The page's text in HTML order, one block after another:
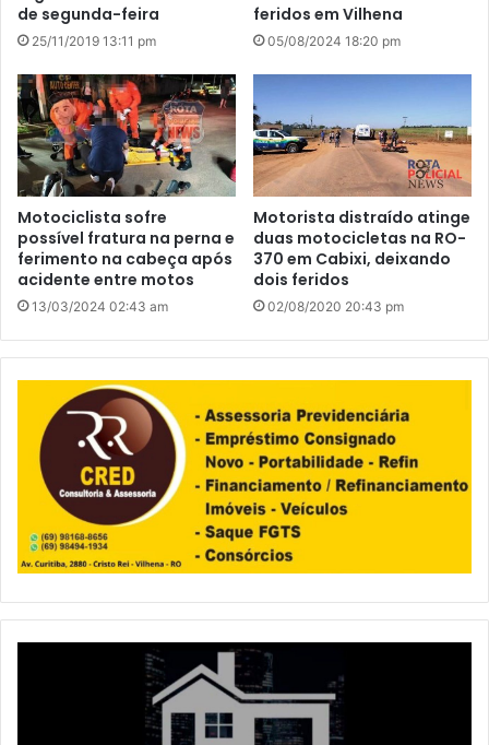
de segunda-feira
25/11/2019 13:11 pm
feridos em Vilhena
05/08/2024 18:20 pm
Motociclista sofre
possível fratura na perna e
ferimento na cabeça após
acidente entre motos
13/03/2024 02:43 am
Motorista distraído atinge
duas motocicletas na RO-
370 em Cabixi, deixando
dois feridos
02/08/2020 20:43 pm